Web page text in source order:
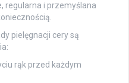
regularna i przemyślana
pielęgnacji cery są
rąk przed każdym